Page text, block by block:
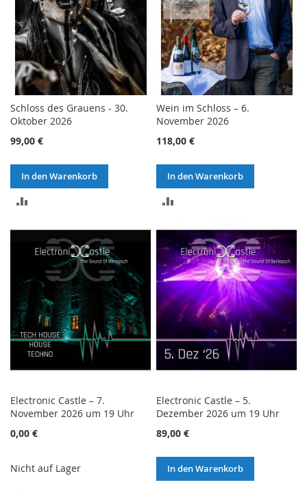
Schloss des Grauens - 30.
Oktober 2026
99,00 €
In den Warenkorb
HINZUFÜGEN
Wein im Schloss – 6.
November 2026
118,00 €
In den Warenkorb
HINZUFÜGEN
Electronic Castle – 7.
November 2026 um 19 Uhr
0,00 €
Nicht auf Lager
Electronic Castle – 5.
Dezember 2026 um 19 Uhr
89,00 €
In den Warenkorb